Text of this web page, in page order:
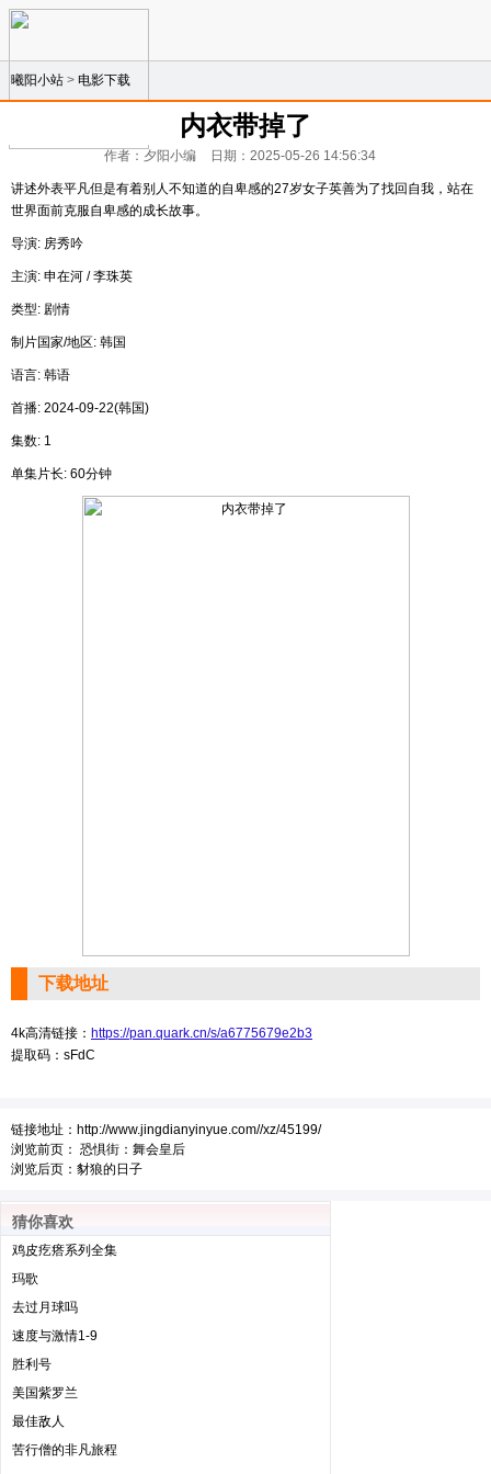
曦阳小站 > 电影下载
内衣带掉了
作者：夕阳小编 日期：2025-05-26 14:56:34
讲述外表平凡但是有着别人不知道的自卑感的27岁女子英善为了找回自我，站在
世界面前克服自卑感的成长故事。
导演: 房秀吟
主演: 申在河 / 李珠英
类型: 剧情
制片国家/地区: 韩国
语言: 韩语
首播: 2024-09-22(韩国)
集数: 1
单集片长: 60分钟
下载地址
4k高清链接： https://pan.quark.cn/s/a6775679e2b3
提取码：sFdC
链接地址： http://www.jingdianyinyue.com//xz/45199/
浏览前页： 恐惧街：舞会皇后
浏览后页： 豺狼的日子
猜你喜欢
鸡皮疙瘩系列全集
玛歌
去过月球吗
速度与激情1-9
胜利号
美国紫罗兰
最佳敌人
苦行僧的非凡旅程